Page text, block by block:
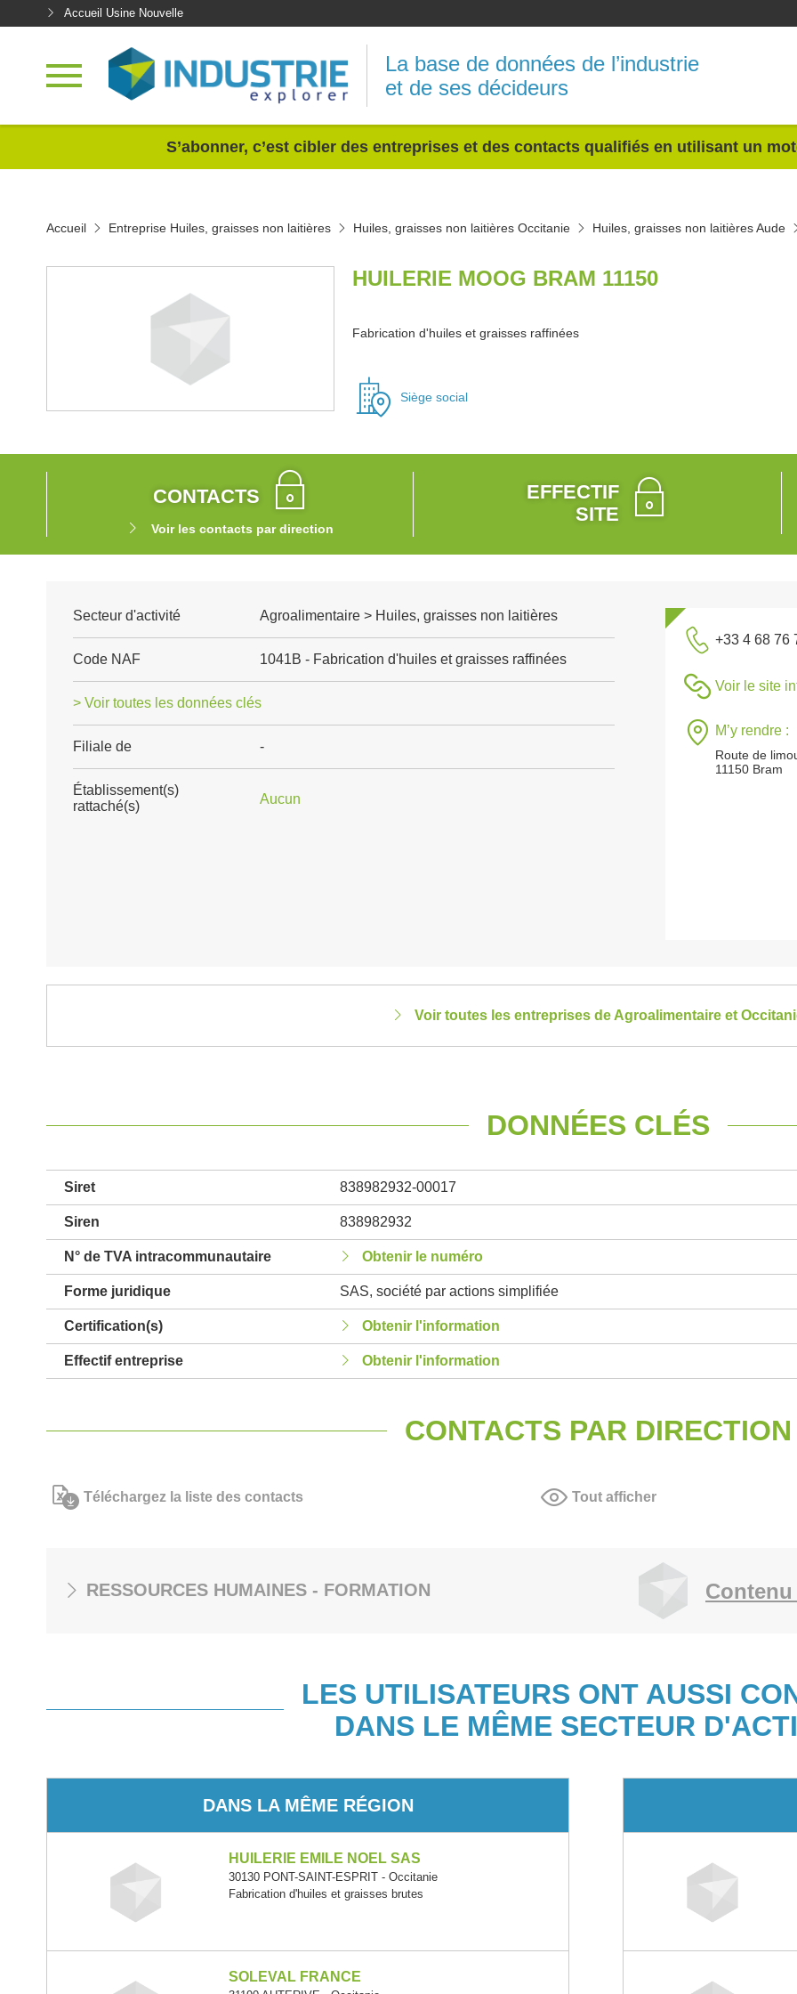
Accueil Usine Nouvelle
La base de données de l’industrie
et de ses décideurs
S’abonner, c’est cibler des entreprises et des contacts qualifiés en utilisant un
Accueil Entreprise Huiles, graisses non laitières Huiles, graisses non laitières Occitanie Huiles, graisses non laitières Aude
HUILERIE MOOG BRAM 11150
Fabrication d'huiles et graisses raffinées
Siège social
CONTACTS
Voir les contacts par direction
EFFECTIF
SITE
Secteur d'activité Agroalimentaire > Huiles, graisses non laitières
Code NAF 1041B - Fabrication d'huiles et graisses raffinées
> Voir toutes les données clés
Filiale de -
Établissement(s)
rattaché(s)
Aucun
+33 4 68 76
Voir le site
M’y rendre :
Route de
11150 Bram
Voir toutes les entreprises de Agroalimentaire et
DONNÉES CLÉS
Siret 838982932-00017
Siren 838982932
N° de TVA intracommunautaire Obtenir le numéro
Forme juridique SAS, société par actions simplifiée
Certification(s) Obtenir l'information
Effectif entreprise Obtenir l'information
CONTACTS PAR DIRECTION
Téléchargez la liste des contacts Tout afficher
RESSOURCES HUMAINES - FORMATION
LES UTILISATEURS ONT AUSSI
DANS LE MÊME SECTEUR
DANS LA MÊME RÉGION
HUILERIE EMILE NOEL SAS
30130 PONT-SAINT-ESPRIT - Occitanie
Fabrication d'huiles et graisses brutes
SOLEVAL FRANCE